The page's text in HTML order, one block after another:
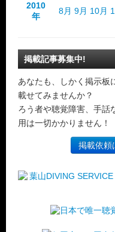
2010
年
8月 9月 10月
掲載記事募集中!
あなたも、しかく掲示板
載せてみませんか？
ろう者や聴覚障害、手話
用は一切かかりません！
掲載依頼